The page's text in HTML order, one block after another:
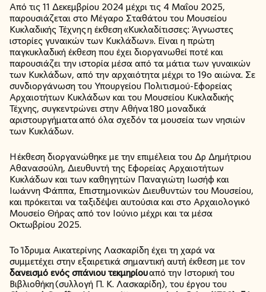
Από τις 11 Δεκεμβρίου 2024 μέχρι τις 4 Μαΐου 2025,
παρουσιάζεται στο Μέγαρο Σταθάτου του Μουσείου
Κυκλαδικής Τέχνης η έκθεση «Κυκλαδίτισσες: Άγνωστες
ιστορίες γυναικών των Κυκλάδων». Είναι η πρώτη
παγκυκλαδική έκθεση που έχει διοργανωθεί ποτέ και
παρουσιάζει την ιστορία μέσα από τα μάτια των γυναικών
των Κυκλάδων, από την αρχαιότητα μέχρι το 19ο αιώνα. Σε
συνδιοργάνωση του Υπουργείου Πολιτισμού-Εφορείας
Αρχαιοτήτων Κυκλάδων και του Μουσείου Κυκλαδικής
Τέχνης, συγκεντρώνει στην Αθήνα 180 μοναδικά
αριστουργήματα από όλα σχεδόν τα μουσεία των νησιών
των Κυκλάδων.
Η έκθεση διοργανώθηκε με την επιμέλεια του Δρ Δημήτριου
Αθανασούλη, Διευθυντή της Εφορείας Αρχαιοτήτων
Κυκλάδων και των καθηγητών Παναγιώτη Ιωσήφ και
Ιωάννη Φάππα, Επιστημονικών Διευθυντών του Μουσείου,
και πρόκειται να ταξιδέψει αυτούσια και στο Αρχαιολογικό
Μουσείο Θήρας από τον Ιούνιο μέχρι και τα μέσα
Οκτωβρίου 2025.
Το Ίδρυμα Αικατερίνης Λασκαρίδη έχει τη χαρά να
συμμετέχει στην εξαιρετικά σημαντική αυτή έκθεση με τον
δανεισμό ενός σπάνιου τεκμηρίουαπό την Ιστορική του
Βιβλιοθήκη (συλλογή Π. Κ. Λασκαρίδη), του έργου του